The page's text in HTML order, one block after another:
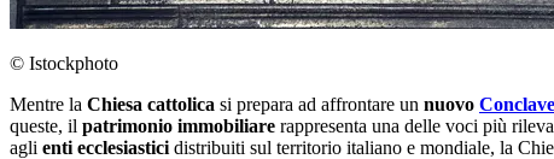
© Istockphoto
Mentre la Chiesa cattolica si prepara ad affrontare un nuovo Conclave
queste, il patrimonio immobiliare rappresenta una delle voci più
agli enti ecclesiastici distribuiti sul territorio italiano e mondiale, la